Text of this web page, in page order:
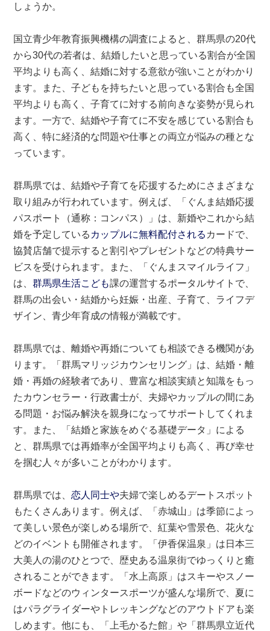
しょうか。
国立青少年教育振興機構の調査によると、群馬県の20代
から30代の若者は、結婚したいと思っている割合が全国
平均よりも高く、結婚に対する意欲が強いことがわかり
ます。また、子どもを持ちたいと思っている割合も全国
平均よりも高く、子育てに対する前向きな姿勢が見られ
ます。一方で、結婚や子育てに不安を感じている割合も
高く、特に経済的な問題や仕事との両立が悩みの種とな
っています。
群馬県では、結婚や子育てを応援するためにさまざまな
取り組みが行われています。例えば、「ぐんま結婚応援
パスポート（通称：コンパス）」は、新婚やこれから結
婚を予定している カップルに無料配付される カードで、
協賛店舗で提示すると割引やプレゼントなどの特典サー
ビスを受けられます。また、「ぐんまスマイルライフ」
は、群馬県生活こども課の運営するポータルサイトで、
群馬の出会い・結婚から妊娠・出産、子育て、ライフデ
ザイン、青少年育成の情報が満載です。
群馬県では、離婚や再婚についても相談できる機関があ
ります。「群馬マリッジカウンセリング」は、結婚・離
婚・再婚の経験者であり、豊富な相談実績と知識をもっ
たカウンセラー・行政書士が、夫婦やカップルの間にあ
る問題・お悩み解決を親身になってサポートしてくれま
す。また、「結婚と家族をめぐる基礎データ」による
と、群馬県では再婚率が全国平均よりも高く、再び幸せ
を掴む人々が多いことがわかります。
群馬県では、恋人同士や夫婦で楽しめるデートスポット
もたくさんあります。例えば、「赤城山」は季節によっ
て美しい景色が楽しめる場所で、紅葉や雪景色、花火な
どのイベントも開催されます。「伊香保温泉」は日本三
大美人の湯のひとつで、歴史ある温泉街でゆっくりと癒
されることができます。「水上高原」はスキーやスノー
ボードなどのウィンタースポーツが盛んな場所で、夏に
はパラグライダーやトレッキングなどのアウトドアも楽
しめます。他にも、「上毛かるた館」や「群馬県立近代